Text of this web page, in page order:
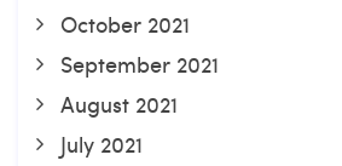
October 2021
September 2021
August 2021
July 2021